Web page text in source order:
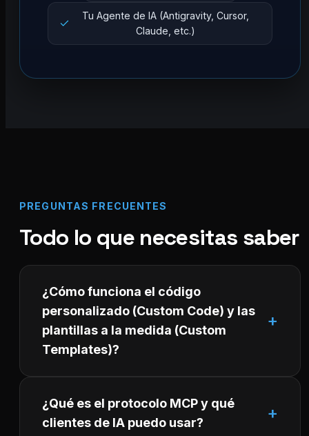
Tu Agente de IA (Antigravity, Cursor,
Claude, etc.)
PREGUNTAS FRECUENTES
Todo lo que necesitas saber
¿Cómo funciona el código
personalizado (Custom Code) y las
plantillas a la medida (Custom
Templates)?
¿Qué es el protocolo MCP y qué
clientes de IA puedo usar?